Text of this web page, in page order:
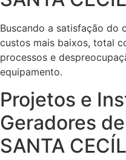
Buscando a satisfação do
custos mais baixos, total
processos e
equipamento.
Projetos e
Geradores
SANTA